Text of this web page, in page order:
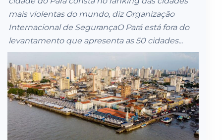
mais violentas do mundo, diz Organização
Internacional de SegurançaO Pará está fora do
levantamento que apresenta as 50 cidades...